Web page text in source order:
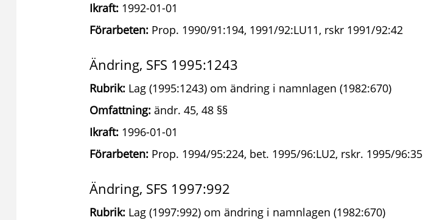
Ikraft: 1992-01-01
Förarbeten: Prop. 1990/91:194, 1991/92:LU11, rskr 1991/92:42
Ändring, SFS 1995:1243
Rubrik: Lag (1995:1243) om ändring i namnlagen (1982:670)
Omfattning: ändr. 45, 48 §§
Ikraft: 1996-01-01
Förarbeten: Prop. 1994/95:224, bet. 1995/96:LU2, rskr. 1995/96:35
Ändring, SFS 1997:992
Rubrik: Lag (1997:992) om ändring i namnlagen (1982:670)